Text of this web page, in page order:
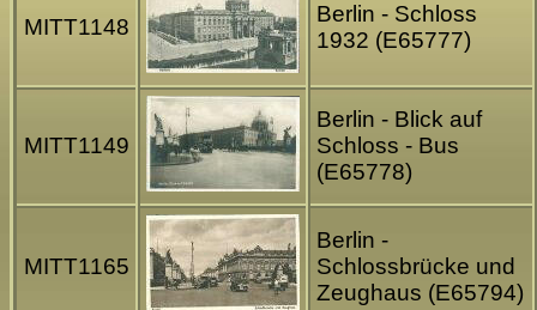
MITT1148
Berlin - Schloss
1932 (E65777)
MITT1149
Berlin - Blick auf
Schloss - Bus
(E65778)
MITT1165
Berlin -
Schlossbrücke und
Zeughaus (E65794)